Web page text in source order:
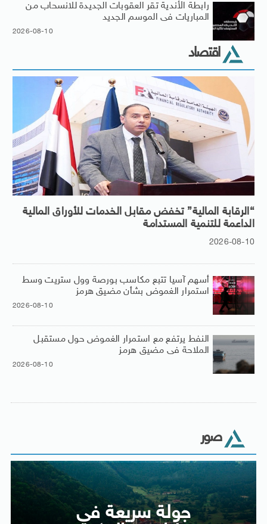
رابطة الأندية تقر العقوبات الجديدة للانسحاب من
المباريات فى الموسم الجديد
2026-08-10
اقتصاد
“الرقابة المالية” تخفض مقابل الخدمات للأوراق المالية
الداعمة للتنمية المستدامة
2026-08-10
أسهم آسيا تتبع مكاسب بورصة وول ستريت وسط
استمرار الغموض بشأن مضيق هرمز
2026-08-10
النفط يرتفع مع استمرار الغموض حول مستقبل
الملاحة فى مضيق هرمز
2026-08-10
صور
جولة سريعة فى